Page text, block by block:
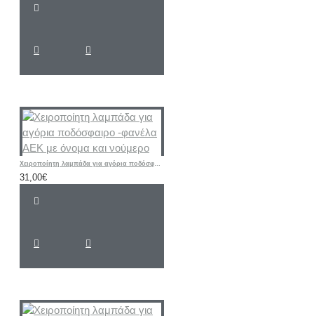
Χειροποίητη λαμπάδα για αγόρια ποδόσφαιρο -φανέλα ΑΕΚ με όνομα και νούμερο
31,00€